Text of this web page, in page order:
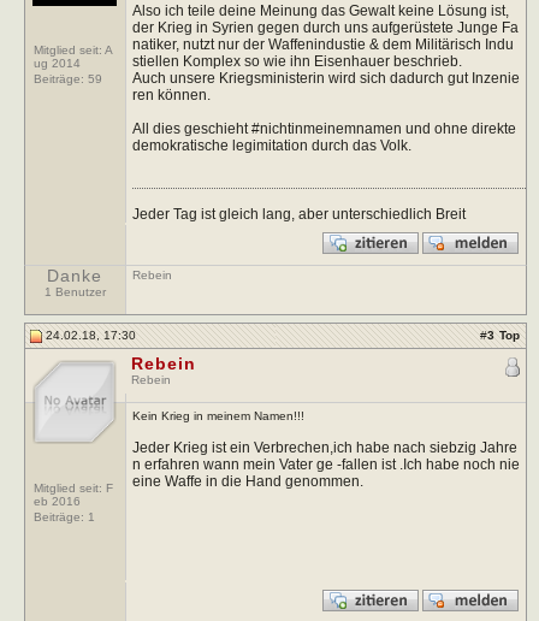
Mitglied seit: A
ug 2014
Beiträge: 59
Also ich teile deine Meinung das Gewalt keine Lösung ist,
der Krieg in Syrien gegen durch uns aufgerüstete Junge Fa
natiker, nutzt nur der Waffenindustie & dem Militärisch Indu
stiellen Komplex so wie ihn Eisenhauer beschrieb.
Auch unsere Kriegsministerin wird sich dadurch gut Inzenie
ren können.
All dies geschieht #nichtinmeinemnamen und ohne direkte
demokratische legimitation durch das Volk.
Jeder Tag ist gleich lang, aber unterschiedlich Breit
Danke
1 Benutzer
Rebein
24.02.18, 17:30 #3 Top
Mitglied seit: F
eb 2016
Beiträge: 1
Rebein
Rebein
Kein Krieg in meinem Namen!!!
Jeder Krieg ist ein Verbrechen,ich habe nach siebzig Jahre
n erfahren wann mein Vater ge -fallen ist .Ich habe noch nie
eine Waffe in die Hand genommen.